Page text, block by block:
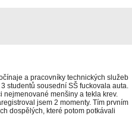
a pracovníky technických služeb
studentů sousední SŠ fuckovala auta.
nejmenované menšiny a tekla krev.
jsem 2 momenty. Tím prvním
dospělých, které potom potkávali